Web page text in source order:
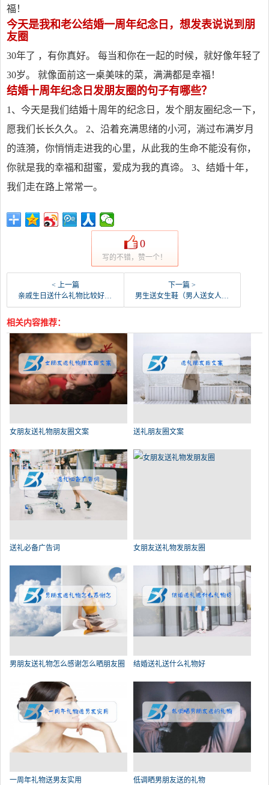
福！
今天是我和老公结婚一周年纪念日，想发表说说到朋
友圈
30年了 ，有你真好。 每当和你在一起的时候，就好像年轻了
30岁。 就像面前这一桌美味的菜，满满都是幸福！
结婚十周年纪念日发朋友圈的句子有哪些？
1、今天是我们结婚十周年的纪念日，发个朋友圈纪念一下，
愿我们长长久久。 2、沿着充满思绪的小河，淌过布满岁月
的涟漪，你悄悄走进我的心里，从此我的生命不能没有你，
你就是我的幸福和甜蜜，爱成为我的真谛。 3、结婚十年，
我们走在路上常常一。
0
写的不错，赞一个！
< 上一篇
亲戚生日送什么礼物比较好（亲戚男的过生日送什么礼物）
下一篇 >
男生送女生鞋（男人送女人鞋子有禁忌）
相关内容推荐：
女朋友送礼物朋友圈文案 送礼朋友圈文案
送礼必备广告词 女朋友送礼物发朋友圈
男朋友送礼物怎么感谢怎么晒朋友圈 结婚送礼送什么礼物好
一周年礼物送男友实用 低调晒男朋友送的礼物